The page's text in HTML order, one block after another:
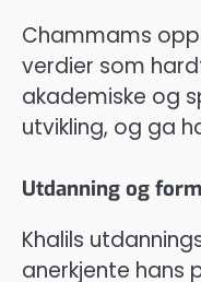
Chammams
verdier som
akademiske og
utvikling, og ga
Utdanning og
Khalils
anerkjente hans